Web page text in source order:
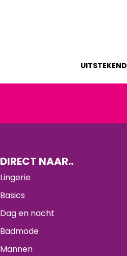
UITSTEKEND
DIRECT NAAR..
Lingerie
Basics
Dag en nacht
Badmode
Mannen